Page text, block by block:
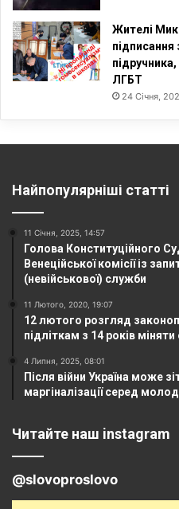
Жителі
підписання
ЛГБТ
24 Січня,
Найпопулярніші статті
11 Січня, 2025, 14:57
Голова Конституційного
Венеційської комісії із
(невійськової) служби
11 Лютого, 2020, 19:07
12 лютого розгляд
підліткам з 14 років
4 Липня, 2025, 08:01
Після війни Україна може
маргіналізації серед
Читайте наш instagram
@slovoproslovo